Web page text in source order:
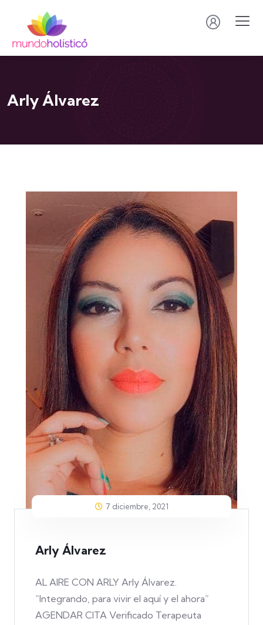
Arly Álvarez
7 diciembre, 2021
Arly Álvarez
AL AIRE CON ARLY Arly Álvarez.
“Integrando, para vivir el aquí y el ahora”
AGENDAR CITA Verificado Terapeuta